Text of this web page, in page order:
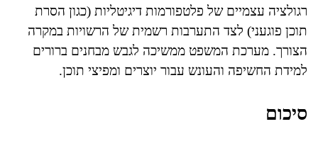
רגולציה עצמיים של פלטפורמות דיגיטליות (כגון הסרת
תוכן פוגעני) לצד התערבות רשמית של הרשויות במקרה
הצורך. מערכת המשפט ממשיכה לגבש מבחנים ברורים
למידת החשיפה והעונש עבור יוצרים ומפיצי תוכן.
סיכום